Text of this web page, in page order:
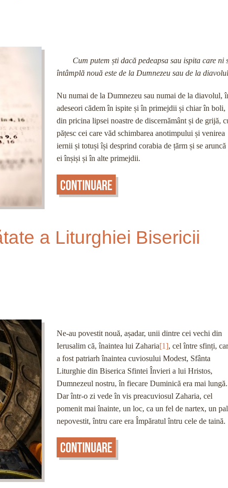
Cum putem ști dacă pedeapsa sau ispita care ni
întâmplă nouă este de la Dumnezeu sau de la
Nu numai de la Dumnezeu sau numai de la diavolul,
adeseori cădem în ispite și în primejdii și chiar în boli,
din pricina lipsei noastre de discernământ și de grijă,
pățesc cei care văd schimbarea anotimpului și venirea
iernii și totuși își desprind corabia de țărm și se aruncă
ei înșiși și în alte primejdii.
Continuare
a Liturghiei Bisericii
Ne-au povestit nouă, așadar, unii dintre cei vechi din
Ierusalim că, înaintea lui Zaharia[1], cel între sfinți,
a fost patriarh înaintea cuviosului Modest, Sfânta
Liturghie din Biserica Sfintei Învieri a lui Hristos,
Dumnezeul nostru, în fiecare Duminică era mai lungă.
Dar într-o zi vede în vis preacuviosul Zaharia, cel
pomenit mai înainte, un loc, ca un fel de nartex, un
nepovestit, întru care era Împăratul întru cele de taină.
Continuare